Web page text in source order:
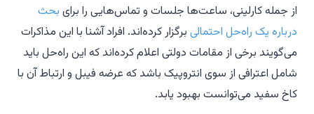
از جمله کارلینی، ساعت‌ها جلسات و تماس‌هایی را برای بحث
درباره یک راه‌حل احتمالی برگزار کرده‌اند. افراد آشنا با این مذاکرات
می‌گویند برخی از مقامات دولتی اعلام کرده‌اند که این راه‌حل باید
شامل اعترافی از سوی انتروپیک باشد که عرضه فیبل و ارتباط آن با
کاخ سفید می‌توانست بهبود یابد.